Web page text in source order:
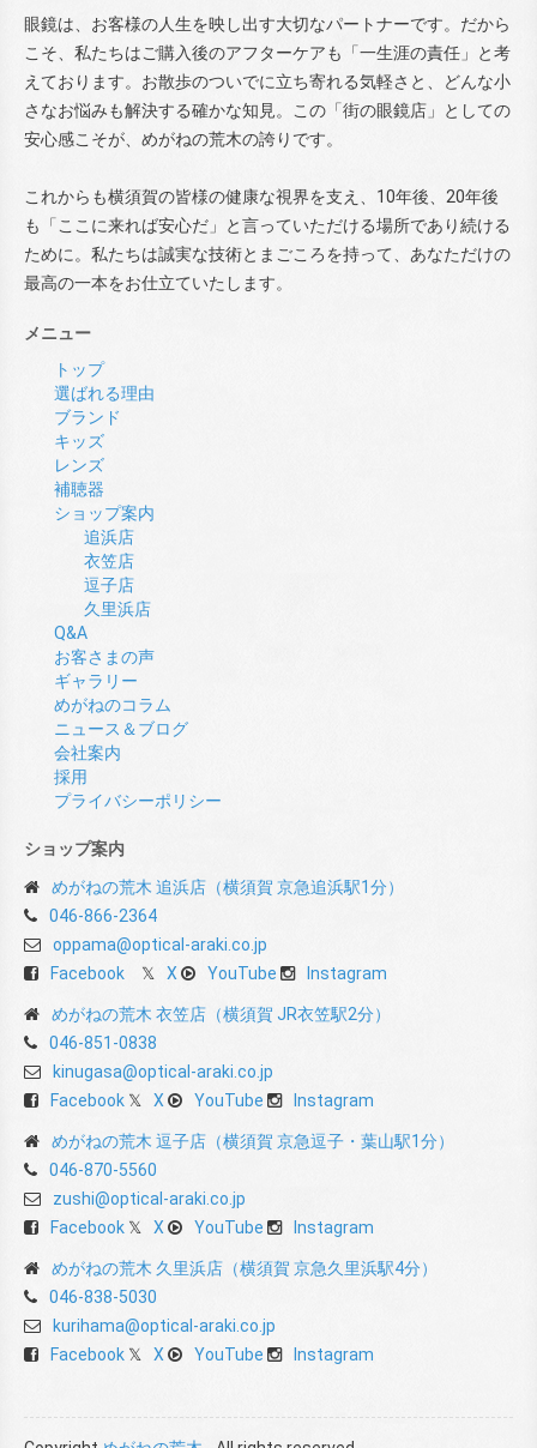
眼鏡は、お客様の人生を映し出す大切なパートナーです。だから
こそ、私たちはご購入後のアフターケアも「一生涯の責任」と考
えております。お散歩のついでに立ち寄れる気軽さと、どんな小
さなお悩みも解決する確かな知見。この「街の眼鏡店」としての
安心感こそが、めがねの荒木の誇りです。
これからも横須賀の皆様の健康な視界を支え、10年後、20年後
も「ここに来れば安心だ」と言っていただける場所であり続ける
ために。私たちは誠実な技術とまごころを持って、あなただけの
最高の一本をお仕立ていたします。
メニュー
トップ
選ばれる理由
ブランド
キッズ
レンズ
補聴器
ショップ案内
追浜店
衣笠店
逗子店
久里浜店
Q&A
お客さまの声
ギャラリー
めがねのコラム
ニュース＆ブログ
会社案内
採用
プライバシーポリシー
ショップ案内
めがねの荒木 追浜店（横須賀 京急追浜駅1分）
046-866-2364
oppama@optical-araki.co.jp
Facebook
X YouTube Instagram
めがねの荒木 衣笠店（横須賀 JR衣笠駅2分）
046-851-0838
kinugasa@optical-araki.co.jp
Facebook
X YouTube Instagram
めがねの荒木 逗子店（横須賀 京急逗子・葉山駅1分）
046-870-5560
zushi@optical-araki.co.jp
Facebook
X YouTube Instagram
めがねの荒木 久里浜店（横須賀 京急久里浜駅4分）
046-838-5030
kurihama@optical-araki.co.jp
Facebook
X YouTube Instagram